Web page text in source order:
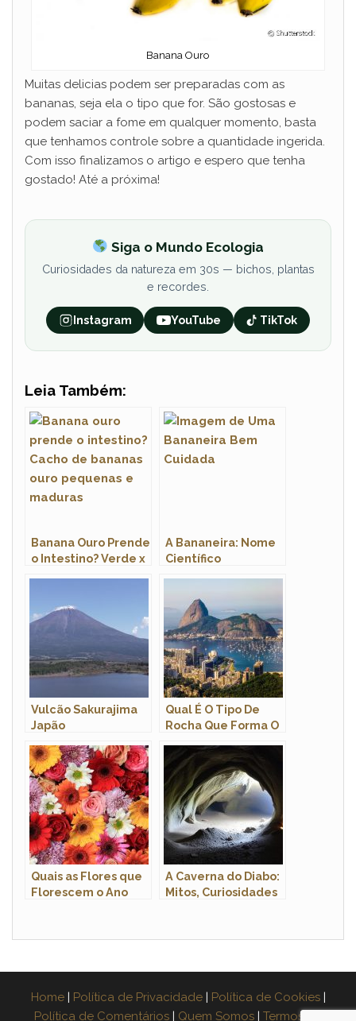
Banana Ouro
Muitas delicias podem ser preparadas com as
bananas, seja ela o tipo que for. São gostosas e
podem saciar a fome em qualquer momento, basta
que tenhamos controle sobre a quantidade ingerida.
Com isso finalizamos o artigo e espero que tenha
gostado! Até a próxima!
Siga o Mundo Ecologia
Curiosidades da natureza em 30s — bichos, plantas
e recordes.
Instagram YouTube TikTok
Leia Também:
Banana Ouro Prende
o Intestino? Verde x
A Bananeira: Nome
Científico
Vulcão Sakurajima
Japão
Qual É O Tipo De
Rocha Que Forma O
Quais as Flores que
Florescem o Ano
A Caverna do Diabo:
Mitos, Curiosidades
Home | Política de Privacidade | Política de Cookies |
Política de Comentários | Quem Somos | Termos de